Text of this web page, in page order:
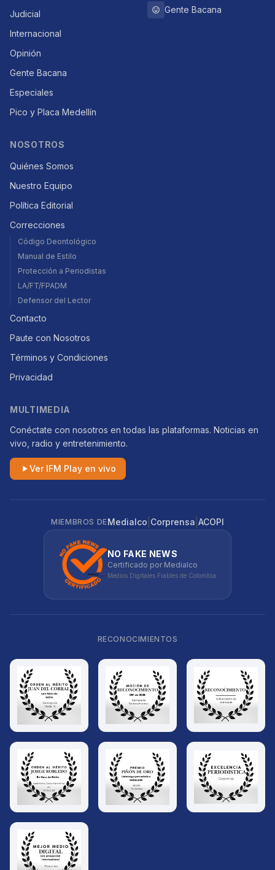
Judicial
Internacional
Opinión
Gente Bacana
Especiales
Pico y Placa Medellín
Gente Bacana
NOSOTROS
Quiénes Somos
Nuestro Equipo
Política Editorial
Correcciones
Código Deontológico
Manual de Estilo
Protección a Periodistas
LA/FT/FPADM
Defensor del Lector
Contacto
Paute con Nosotros
Términos y Condiciones
Privacidad
MULTIMEDIA
Conéctate con nosotros en todas las plataformas. Noticias en
vivo, radio y entretenimiento.
Ver IFM Play en vivo
MIEMBROS DEMedialco Corprensa ACOPI
NO FAKE NEWS
Certificado por Medialco
Medios Digitales Fiables de Colombia
RECONOCIMIENTOS